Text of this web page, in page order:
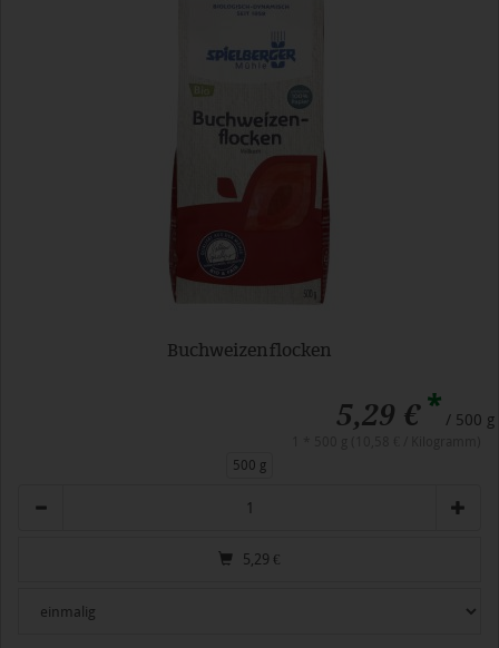
Buchweizenflocken
5,29 €* / 500 g
500 g
5,29 €